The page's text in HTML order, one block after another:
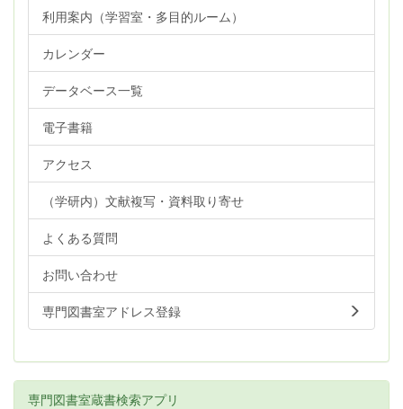
利用案内（学習室・多目的ルーム）
カレンダー
データベース一覧
電子書籍
アクセス
（学研内）文献複写・資料取り寄せ
よくある質問
お問い合わせ
専門図書室アドレス登録
専門図書室蔵書検索アプリ